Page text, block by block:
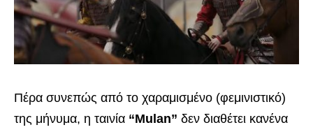
Πέρα συνεπώς από το χαραμισμένο (φεμινιστικό)
της μήνυμα, η ταινία “Mulan” δεν διαθέτει κανένα